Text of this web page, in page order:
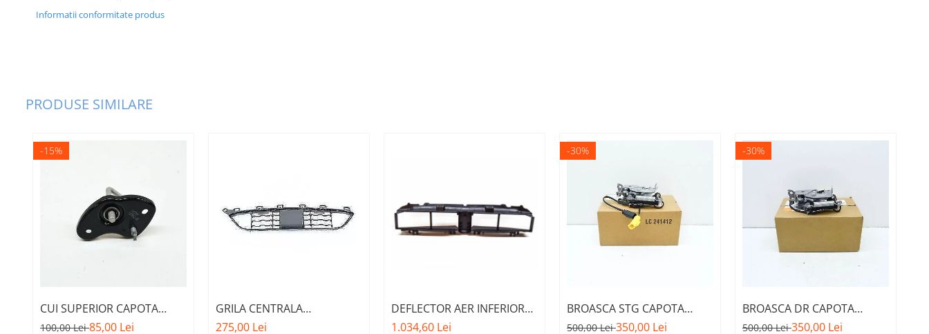
Injector
Pinion
RACITOR GAZE
Ungere
Informatii conformitate produs
PRODUSE SIMILARE
-15%
CUI SUPERIOR CAPOTA
MOTOR A.M. 51237473707 -
100,00 Lei85,00 Lei
GRILA CENTRALA
INFERIOARA BARA FATA M -
275,00 Lei
DEFLECTOR AER INFERIOR
CU CLAPETE ACTIVE O.E.
1.034,60 Lei
-30%
BROASCA STG CAPOTA
MOTOR A.M. 51237468349 -
500,00 Lei350,00 Lei
-30%
BROASCA DR CAPOTA
MOTOR A.M. 51237468350 -
500,00 Lei350,00 Lei